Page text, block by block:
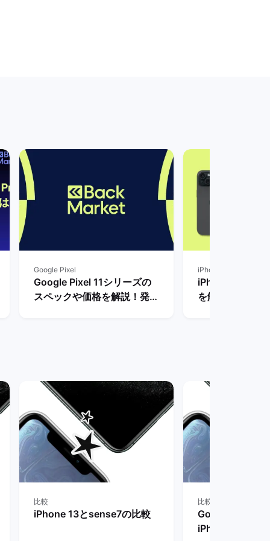
Google Pixel
Google Pixel 11シリーズの
スペックや価格を解説！発売
iPhone
iPhoneとPixel
を解説！買って
比較
iPhone 13とsense7の比較
比較
Google Pixel 9
iPhone 13の比